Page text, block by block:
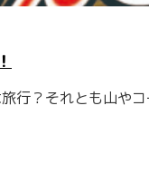
行？それとも山や